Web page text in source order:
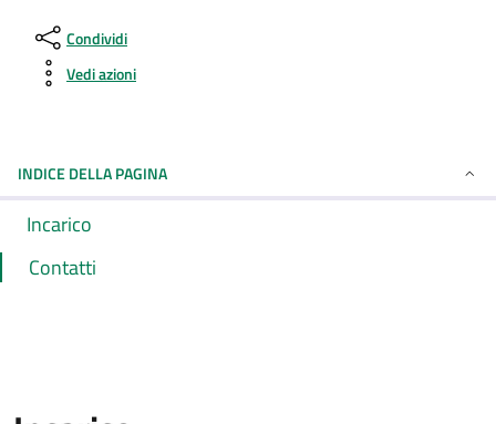
Condividi
Vedi azioni
INDICE DELLA PAGINA
Incarico
Contatti